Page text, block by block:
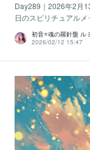
Day289｜2026年2月
日のスピリチュアル
初音⭐️魂の羅針盤 ル
2026/02/12 15:47